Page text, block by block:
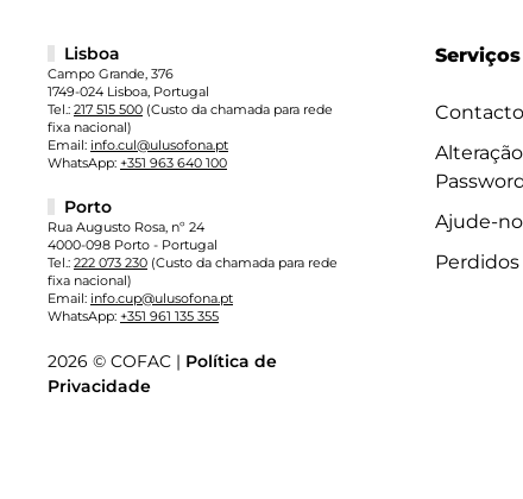
Serviços
Ajude-
Lisboa
Campo Grande, 376
1749-024 Lisboa, Portugal
Tel.: 217 515 500 (Custo da chamada para rede
fixa nacional)
Email: info.cul@ulusofona.pt
WhatsApp: +351 963 640 100
Porto
Rua Augusto Rosa, nº 24
4000-098 Porto - Portugal
Tel.: 222 073 230 (Custo da chamada para rede
fixa nacional)
Email: info.cup@ulusofona.pt
WhatsApp: +351 961 135 355
2026 © COFAC | Política de
Privacidade